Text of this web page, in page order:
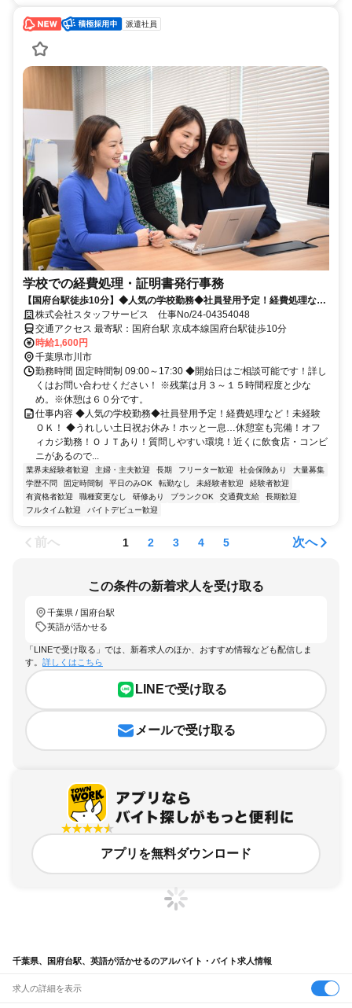
派遣社員
学校での経費処理・証明書発行事務
【国府台駅徒歩10分】◆人気の学校勤務◆社員登用予定！経費処理な
ど！未経験ＯＫ！
株式会社スタッフサービス 仕事No/24-04354048
交通アクセス 最寄駅：国府台駅 京成本線国府台駅徒歩10分
時給1,600円
千葉県市川市
勤務時間 固定時間制 09:00～17:30 ◆開始日はご相談可能です！詳し
くはお問い合わせください！ ※残業は月３～１５時間程度と少な
め。※休憩は６０分です。
仕事内容 ◆人気の学校勤務◆社員登用予定！経費処理など！未経験
ＯＫ！ ◆うれしい土日祝お休み！ホッと一息…休憩室も完備！オフ
ィカジ勤務！ＯＪＴあり！質問しやすい環境！近くに飲食店・コンビ
ニがあるので...
業界未経験者歓迎 主婦・主夫歓迎 長期 フリーター歓迎 社会保険あり
大量募集
学歴不問
固定時間制 平日のみOK 転勤なし 未経験者歓迎
経験者歓迎
有資格者歓迎
職種変更なし 研修あり ブランクOK 交通費支給
長期歓迎
フルタイム歓迎
バイトデビュー歓迎
前へ 1 2 3 4 5 次へ
この条件の新着求人を受け取る
千葉県 / 国府台駅
英語が活かせる
「LINEで受け取る」では、新着求人のほか、おすすめ情報なども配信しま
す。 詳しくはこちら
LINEで受け取る
メールで受け取る
アプリを無料ダウンロード
千葉県、国府台駅、英語が活かせるのアルバイト・バイト求人情報
求人の詳細を表示